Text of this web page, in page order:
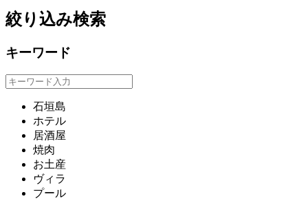
絞り込み検索
キーワード
石垣島
ホテル
居酒屋
焼肉
お土産
ヴィラ
プール